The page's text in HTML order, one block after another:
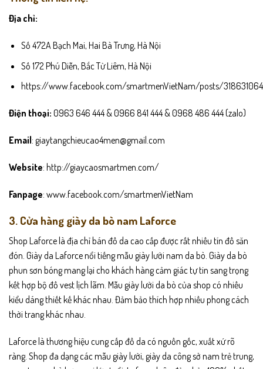
Địa chỉ:
Số 472A Bạch Mai, Hai Bà Trưng, Hà Nội
Số 172 Phú Diễn, Bắc Từ Liêm, Hà Nội
https://www.facebook.com/smartmenVietNam/posts/
Điện thoại: 0963 646 444 & 0966 841 444 & 0968 486 444 (zalo)
Email: giaytangchieucao4men@gmail.com
Website: http://giaycaosmartmen.com/
Fanpage: www.facebook.com/smartmenVietNam
3. Cửa hàng giày da bò nam Laforce
Shop Laforce là địa chỉ bán đồ da cao cấp được rất nhiều tín đồ săn
đón. Giày da Laforce nổi tiếng mẫu giày lười nam da bò. Giày da bò
phun sơn bóng mang lại cho khách hàng cảm giác tự tin sang trọng
kết hợp bộ đồ vest lịch lãm. Mẫu giày lười da bò của shop có nhiều
kiểu dáng thiết kế khác nhau. Đảm bảo thích hợp nhiều phong cách
thời trang khác nhau.
Laforce là thương hiệu cung cấp đồ da có nguồn gốc, xuất xứ rõ
ràng. Shop đa dạng các mẫu giày lười, giày da công sở nam trẻ trung,